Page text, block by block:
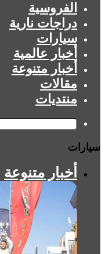
الفروسية
دراجات نارية
سيارات
أخبار عالمية
أخبار متنوعة
مقالات
منتديات
سيارات
أخبار متنوعة